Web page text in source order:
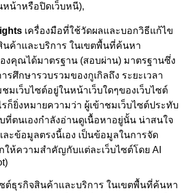
หน้าหรือปิดเว็บหนี),
เครื่องมือที่ใช้วัดผลและบอกวิธีแก้ไข
นค้าและบริการ ในเขตพื้นที่ค้นหา
องคุณได้มาตรฐาน (สอบผ่าน) มาตรฐานซึ่ง
รศึกษารวบรวมของกูเกิลถึง ระยะเวลา
มเว็บไซต์อยู่ในหน้าเว็บใดๆของเว็บไซต์
ก็ยิ่งหมายความว่า ผู้เข้าชมเว็บไซต์ประทับ
ที่ตนเองกำลังอ่านดูเนื้อหาอยู่นั้น น่าสนใจ
ะข้อมูลตรงนี้เอง เป็นข้อมูลในการจัด
ห้ความสำคัญกับแต่ละเว็บไซต์โดย AI
ซต์ธุรกิจสินค้าและบริการ ในเขตพื้นที่ค้นหา